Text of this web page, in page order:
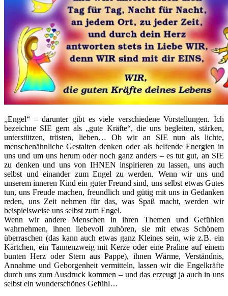
„Engel“ – darunter gibt es viele verschiedene Vorstellungen. Ich
bezeichne SIE gern als „gute Kräfte“, die uns begleiten, stärken,
unterstützen, trösten, lieben… Ob wir an SIE nun als lichte,
menschenähnliche Gestalten denken oder als helfende Energien in
uns und um uns herum oder noch ganz anders – es tut gut, an SIE
zu denken und uns von IHNEN inspirieren zu lassen, uns auch
selbst und einander zum Engel zu werden. Wenn wir uns und
unserem inneren Kind ein guter Freund sind, uns selbst etwas Gutes
tun, uns Freude machen, freundlich und gütig mit uns in Gedanken
reden, uns Zeit nehmen für das, was Spaß macht, werden wir
beispielsweise uns selbst zum Engel.
Wenn wir andere Menschen in ihren Themen und Gefühlen
wahrnehmen, ihnen liebevoll zuhören, sie mit etwas Schönem
überraschen (das kann auch etwas ganz Kleines sein, wie z.B. ein
Kärtchen, ein Tannenzweig mit Kerze oder eine Praline auf einem
bunten Herz oder Stern aus Pappe), ihnen Wärme, Verständnis,
Annahme und Geborgenheit vermitteln, lassen wir die Engelkräfte
durch uns zum Ausdruck kommen – und das erzeugt ja auch in uns
selbst ein wunderschönes Gefühl…